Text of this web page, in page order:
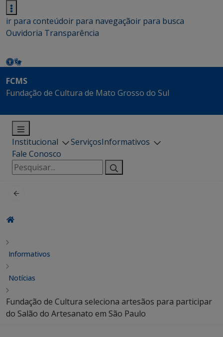
ir para conteúdoir para navegaçãoir para busca
Ouvidoria Transparência
FCMS
Fundação de Cultura de Mato Grosso do Sul
Institucional ServiçosInformativos
Fale Conosco
Pesquisar
por:
Informativos
Notícias
Fundação de Cultura seleciona artesãos para participar
do Salão do Artesanato em São Paulo